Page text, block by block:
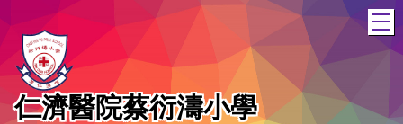
仁濟醫院蔡衍濤小學